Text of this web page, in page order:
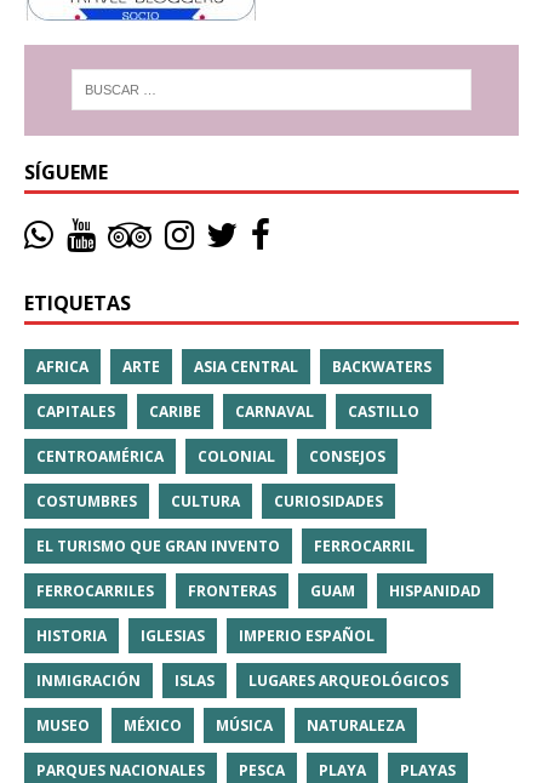
SÍGUEME
ETIQUETAS
AFRICA ARTE ASIA CENTRAL BACKWATERS
CAPITALES CARIBE CARNAVAL CASTILLO
CENTROAMÉRICA COLONIAL CONSEJOS
COSTUMBRES CULTURA CURIOSIDADES
EL TURISMO QUE GRAN INVENTO FERROCARRIL
FERROCARRILES FRONTERAS GUAM HISPANIDAD
HISTORIA IGLESIAS IMPERIO ESPAÑOL
INMIGRACIÓN ISLAS LUGARES ARQUEOLÓGICOS
MUSEO MÉXICO MÚSICA NATURALEZA
PARQUES NACIONALES PESCA PLAYA PLAYAS